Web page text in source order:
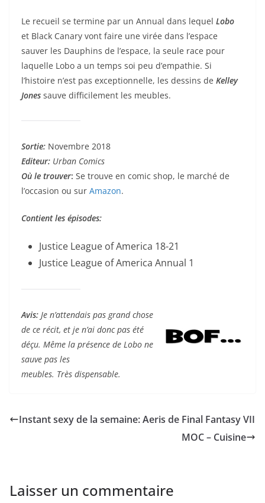
Le recueil se termine par un Annual dans lequel Lobo
et Black Canary vont faire une virée dans l’espace
sauver les Dauphins de l’espace, la seule race pour
laquelle Lobo a un temps soi peu d’empathie. Si
l’histoire n’est pas exceptionnelle, les dessins de Kelley
Jones sauve difficilement les meubles.
Sortie: Novembre 2018
Editeur: Urban Comics
Où le trouver: Se trouve en comic shop, le marché de
l’occasion ou sur Amazon.
Contient les épisodes:
Justice League of America 18-21
Justice League of America Annual 1
Avis: Je n’attendais pas grand chose
de ce récit, et je n’ai donc pas été
déçu. Même la présence de Lobo ne
sauve pas les
meubles. Très dispensable.
Instant sexy de la semaine: Aeris de Final Fantasy VII
MOC – Cuisine
Laisser un commentaire